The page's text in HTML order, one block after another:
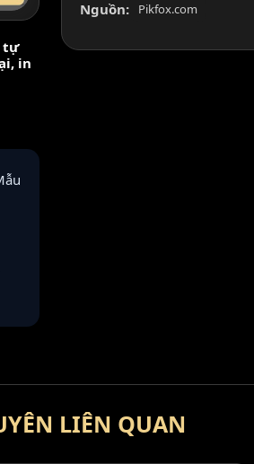
tự
in
Nguồn: Pikfox.com
LIÊN QUAN